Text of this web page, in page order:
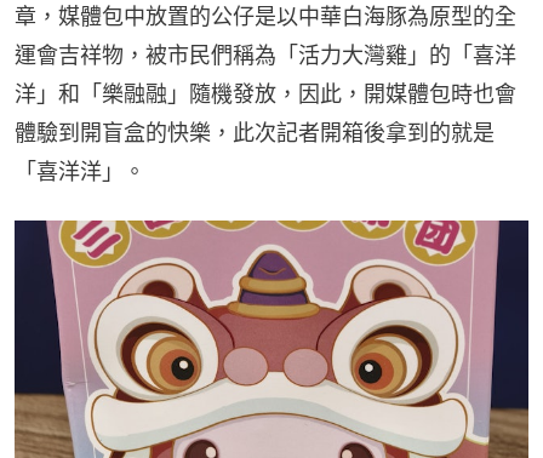
章，媒體包中放置的公仔是以中華白海豚為原型的全
運會吉祥物，被市民們稱為「活力大灣雞」的「喜洋
洋」和「樂融融」隨機發放，因此，開媒體包時也會
體驗到開盲盒的快樂，此次記者開箱後拿到的就是
「喜洋洋」。